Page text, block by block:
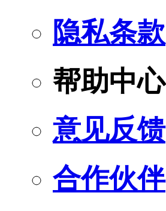
隐私条款
帮助中心
意见反馈
合作伙伴